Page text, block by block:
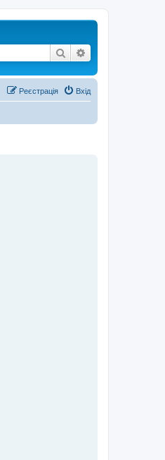
Пошук
Вхід
Реєстрація